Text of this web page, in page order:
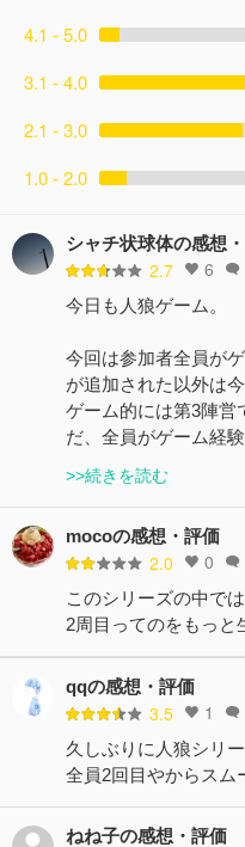
4.1 - 5.0
3.1 - 4.0
2.1 - 3.0
1.0 - 2.0
シャチ状球体の感想
2.7 6
今日も人狼ゲーム。
今回は参加者全員が
が追加された以外は
ゲーム的には第3陣営
だ、全員がゲーム経
>>続きを読む
mocoの感想・評価
2.0 0
このシリーズの中で
2周目ってのをもっと
qqの感想・評価
3.5 1
久しぶりに人狼シリー
全員2回目やからスム
ねね子の感想・評価